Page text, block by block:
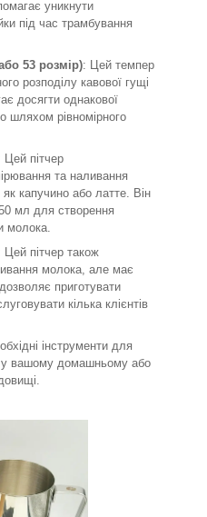
уникнути
під час трамбування
53 розмір): Цей темпер
розподілу кавової гущі
досягти однакової
шляхом рівномірного
Цей пітчер
та наливання
як капучино або латте. Він
мл для створення
молока.
Цей пітчер також
молока, але має
приготувати
кілька клієнтів
інструменти для
у вашому домашньому або